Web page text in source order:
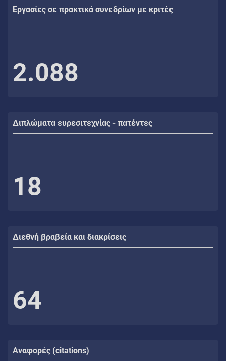
Εργασίες σε πρακτικά συνεδρίων με κριτές
2.088
Διπλώματα ευρεσιτεχνίας - πατέντες
18
Διεθνή βραβεία και διακρίσεις
64
Αναφορές (citations)